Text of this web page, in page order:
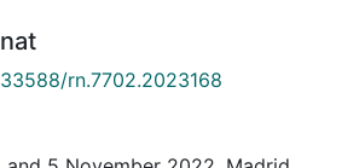
rn.7702.2023168